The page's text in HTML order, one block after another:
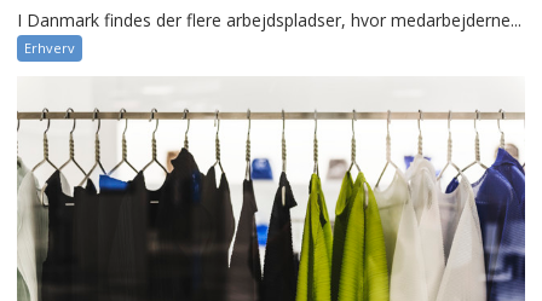
I Danmark findes der flere arbejdspladser, hvor medarbejderne...
Erhverv